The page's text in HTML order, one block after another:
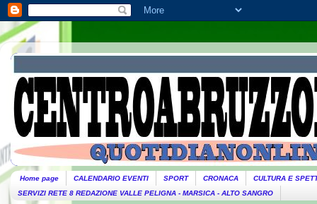
Home page CALENDARIO EVENTI SPORT CRONACA
CULTURA E
SERVIZI RETE 8 REDAZIONE VALLE PELIGNA - MARSICA - ALTO SANGRO